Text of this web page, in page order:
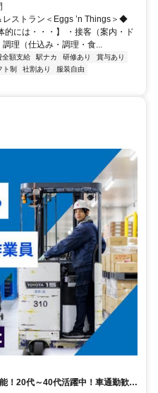
ストラン＜Eggs ’n Things＞◆
的には・・・】 ・接客（案内・ド
理（仕込み・調理・食...
全額支給 駅ナカ 研修あり
賞与あり
ト制 社割あり
服装自由
！20代～40代活躍中！車通勤歓